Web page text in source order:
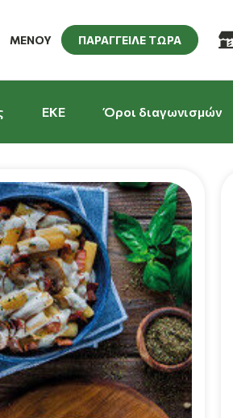
ΜΕΝΟΥ
ΠΑΡΑΓΓΕΙΛΕ ΤΩΡΑ
EKE Όροι διαγωνισμών